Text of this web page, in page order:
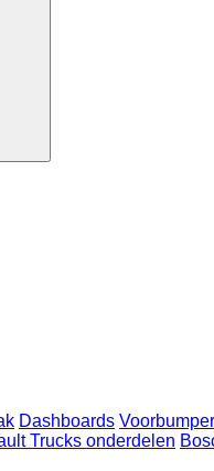
Dashboards
Trucks onderdelen